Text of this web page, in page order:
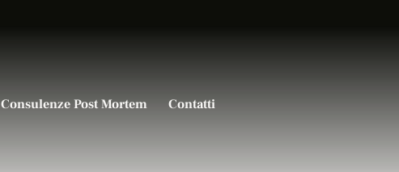
Consulenze Post Mortem Contatti